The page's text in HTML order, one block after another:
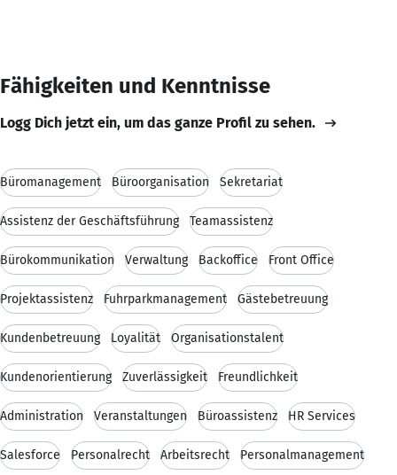
Fähigkeiten und Kenntnisse
Logg Dich jetzt ein, um das ganze Profil zu sehen.
Büromanagement Büroorganisation Sekretariat
Assistenz der Geschäftsführung Teamassistenz
Bürokommunikation Verwaltung Backoffice Front Office
Projektassistenz Fuhrparkmanagement Gästebetreuung
Kundenbetreuung Loyalität Organisationstalent
Kundenorientierung Zuverlässigkeit Freundlichkeit
Administration Veranstaltungen Büroassistenz HR Services
Salesforce Personalrecht Arbeitsrecht Personalmanagement